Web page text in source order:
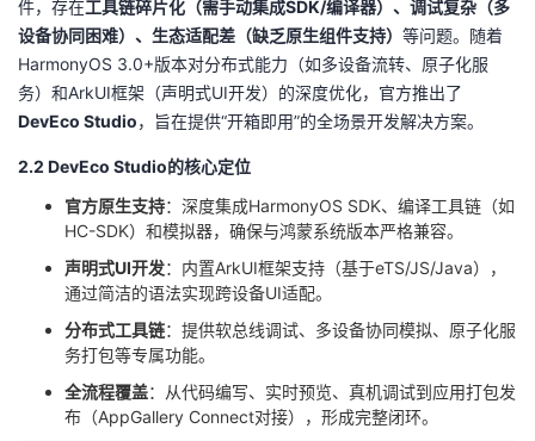
子
直
播
的
活
动
我
的
关
我
的
我
件，存在​​工具链碎片化（需手动集成SDK/编译器）、调试复杂（多
设备协同困难）、生态适配差（缺乏原生组件支持）​ ​等问题。随着
HarmonyOS 3.0+版本对分布式能力（如多设备流转、原子化服
务）和ArkUI框架（声明式UI开发）的深度优化，官方推出了​
DevEco Studio​​，旨在提供“开箱即用”的全场景开发解决方案。
​2.2 DevEco Studio的核心定位​
​官方原生支持​​：深度集成HarmonyOS SDK、编译工具链（如
HC-SDK）和模拟器，确保与鸿蒙系统版本严格兼容。
​声明式UI开发​​：内置ArkUI框架支持（基于eTS/JS/Java），
通过简洁的语法实现跨设备UI适配。
​分布式工具链​​：提供软总线调试、多设备协同模拟、原子化服
务打包等专属功能。
​全流程覆盖​​：从代码编写、实时预览、真机调试到应用打包发
布（AppGallery Connect对接），形成完整闭环。